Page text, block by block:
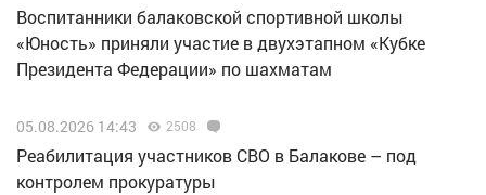
Воспитанники балаковской спортивной школы
«Юность» приняли участие в двухэтапном «Кубке
Президента Федерации» по шахматам
05.08.2026 14:43 2508
Реабилитация участников СВО в Балакове – под
контролем прокуратуры